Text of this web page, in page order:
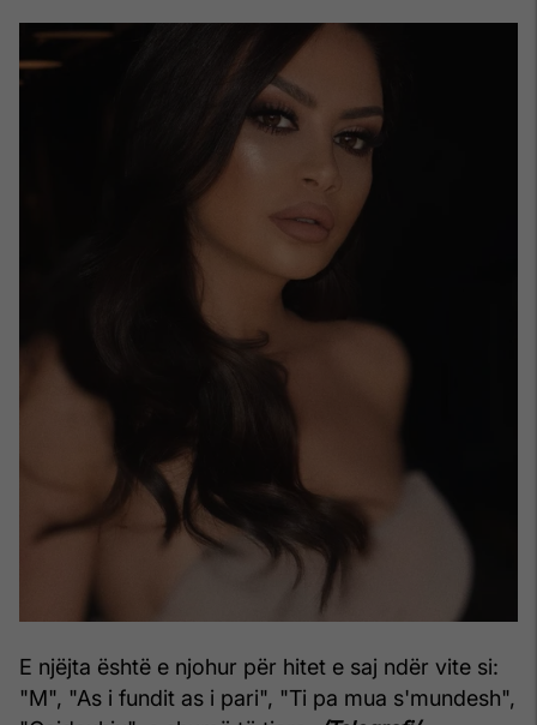
E njëjta është e njohur për hitet e saj ndër vite si:
"M", "As i fundit as i pari", "Ti pa mua s'mundesh",